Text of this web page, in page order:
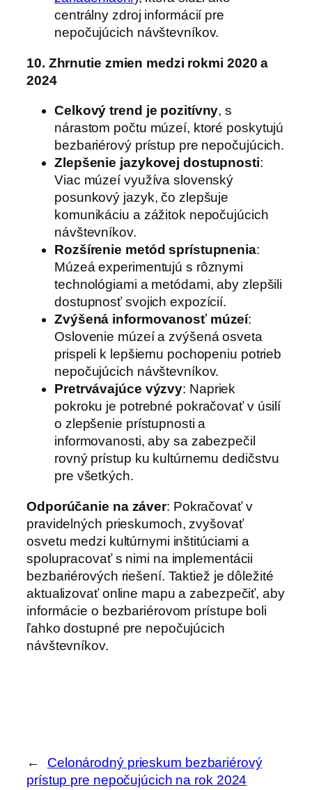
centrálny zdroj informácií pre
nepočujúcich návštevníkov.
10. Zhrnutie zmien medzi rokmi 2020 a
2024
Celkový trend je pozitívny, s
nárastom počtu múzeí, ktoré poskytujú
bezbariérový prístup pre nepočujúcich.
Zlepšenie jazykovej dostupnosti:
Viac múzeí využíva slovenský
posunkový jazyk, čo zlepšuje
komunikáciu a zážitok nepočujúcich
návštevníkov.
Rozšírenie metód sprístupnenia:
Múzeá experimentujú s rôznymi
technológiami a metódami, aby zlepšili
dostupnosť svojich expozícií.
Zvýšená informovanosť múzeí:
Oslovenie múzeí a zvýšená osveta
prispeli k lepšiemu pochopeniu potrieb
nepočujúcich návštevníkov.
Pretrvávajúce výzvy: Napriek
pokroku je potrebné pokračovať v úsilí
o zlepšenie prístupnosti a
informovanosti, aby sa zabezpečil
rovný prístup ku kultúrnemu dedičstvu
pre všetkých.
Odporúčanie na záver: Pokračovať v
pravidelných prieskumoch, zvyšovať
osvetu medzi kultúrnymi inštitúciami a
spolupracovať s nimi na implementácii
bezbariérových riešení. Taktiež je dôležité
aktualizovať online mapu a zabezpečiť, aby
informácie o bezbariérovom prístupe boli
ľahko dostupné pre nepočujúcich
návštevníkov.
←
Celonárodný prieskum bezbariérový
prístup pre nepočujúcich na rok 2024